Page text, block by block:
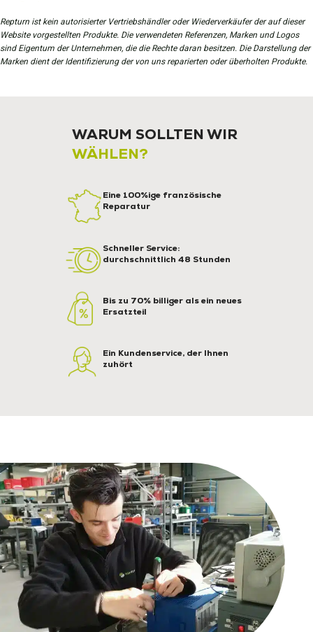
Repturn ist kein autorisierter Vertriebshändler oder Wiederverkäufer der auf dieser
Website vorgestellten Produkte. Die verwendeten Referenzen, Marken und Logos
sind Eigentum der Unternehmen, die die Rechte daran besitzen. Die Darstellung der
Marken dient der Identifizierung der von uns reparierten oder überholten Produkte.
WARUM SOLLTEN WIR
WÄHLEN?
Eine 100%ige französische
Reparatur
Schneller Service:
durchschnittlich 48 Stunden
Bis zu 70% billiger als ein neues
Ersatzteil
Ein Kundenservice, der Ihnen
zuhört